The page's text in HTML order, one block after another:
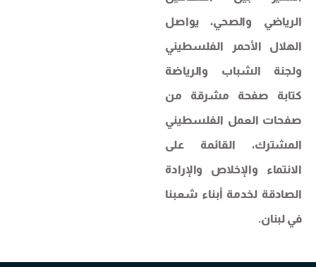
الرياضي والصحي، يواصل
الهلال الأحمر الفلسطيني
ولجنة الشباب والرياضة
كتابة صفحة مشرقة من
صفحات العمل الفلسطيني
المشترك، القائمة على
الانتماء والإخلاص والإرادة
الصادقة لخدمة أبناء شعبنا
في لبنان.